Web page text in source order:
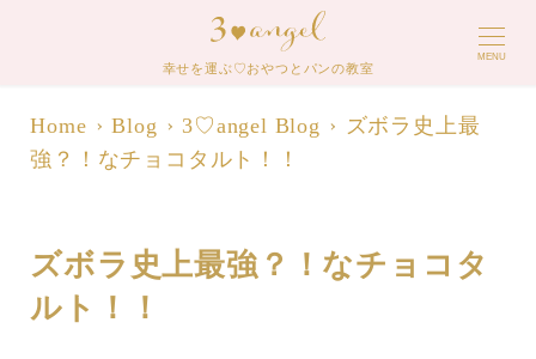
幸せを運ぶ♡おやつとパンの教室
MENU
Home Blog 3♡angel Blog
ズボラ史上最
強？！なチョコタルト！！
ズボラ史上最強？！なチョコタ
ルト！！